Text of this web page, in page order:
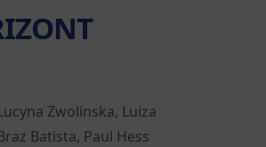
Zwolinska, Luiza
Batista, Paul Hess